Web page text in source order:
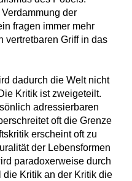
der
fragen immer mehr
vertretbaren Griff in das
dadurch die Welt nicht
Kritik ist zweigeteilt.
adressierbaren
oft die Grenze
erscheint oft zu
der Lebensformen
paradoxerweise durch
die Kritik an der Kritik die